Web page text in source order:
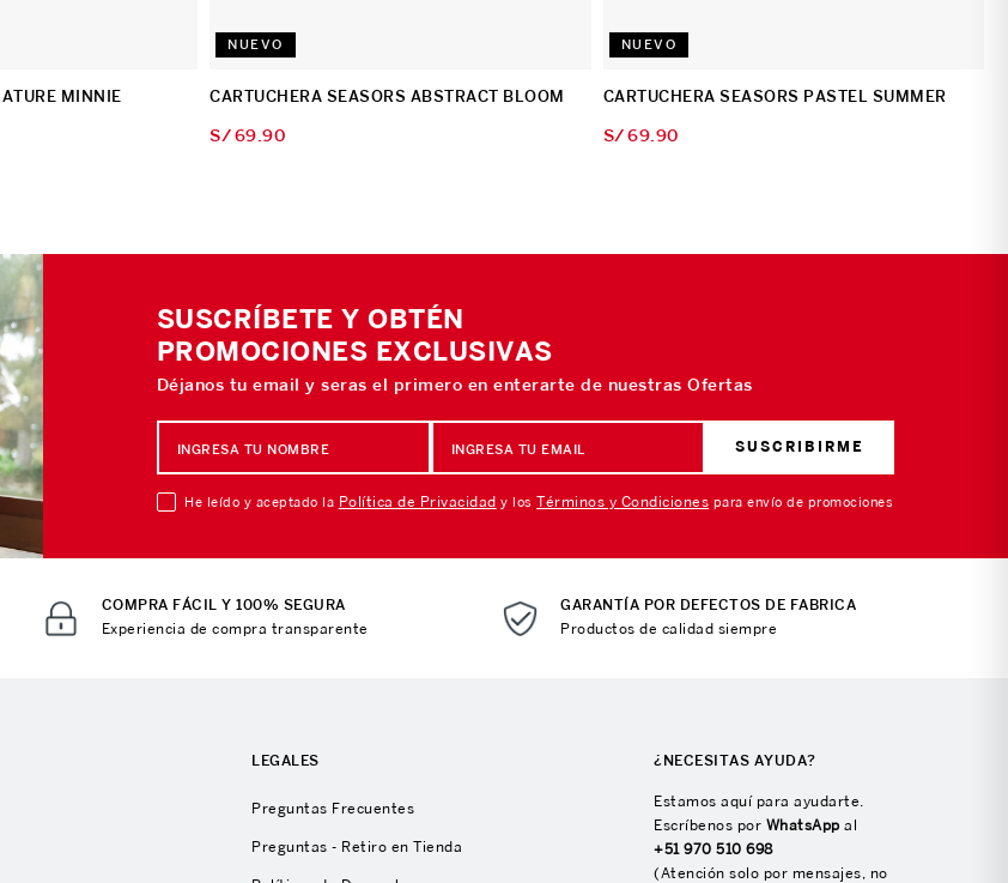
MINNIE
NUEVO
CARTUCHERA SEASORS ABSTRACT BLOOM
S/69 90
NUEVO
CARTUCHERA SEASORS PASTEL SUMMER
S/69 90
SUSCRÍBETE Y OBTÉN
PROMOCIONES EXCLUSIVAS
Déjanos tu email y seras el primero en enterarte de nuestras Ofertas
SUSCRIBIRME
He leído y aceptado la Política de Privacidad y losTérminos y Condiciones para envío de promociones
COMPRA FÁCIL Y 100% SEGURA
Experiencia de compra transparente
GARANTÍA POR DEFECTOS DE FABRICA
Productos de calidad siempre
LEGALES
Preguntas Frecuentes
Preguntas - Retiro en Tienda
¿NECESITAS AYUDA?
Estamos aquí para ayudarte.
Escríbenos por WhatsApp al
+51 970 510 698
(Atención solo por mensajes, no